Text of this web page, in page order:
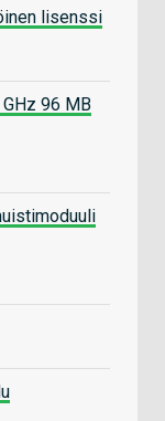
lisenssi
96 MB